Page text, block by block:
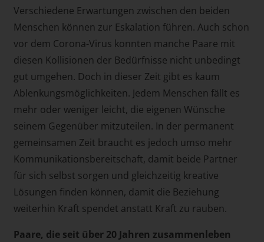
Verschiedene Erwartungen zwischen den beiden
Menschen können zur Eskalation führen. Auch schon
vor dem Corona-Virus konnten manche Paare mit
diesen Kollisionen der Bedürfnisse nicht unbedingt
gut umgehen. Doch in dieser Zeit gibt es kaum
Ablenkungsmöglichkeiten. Jedem Menschen fällt es
mehr oder weniger leicht, die eigenen Wünsche
seinem Gegenüber mitzuteilen. In der permanent
gemeinsamen Zeit braucht es jedoch umso mehr
Kommunikationsbereitschaft, damit beide Partner
für sich selbst sorgen und gleichzeitig kreative
Lösungen finden können, damit die Beziehung
weiterhin Kraft spendet anstatt Kraft zu rauben.
Paare, die seit über 20 Jahren zusammenleben